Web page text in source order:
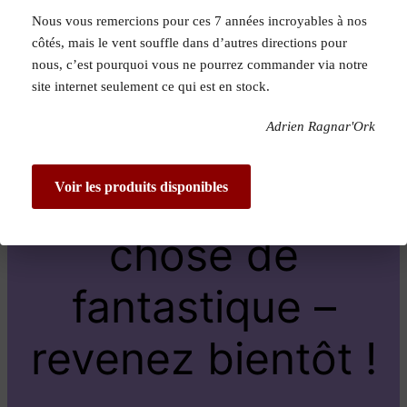
Pardon pour le
dérangement !
Nous travaillons
sur quelque
chose de
fantastique –
revenez bientôt !
Nous vous remercions pour ces 7 années incroyables à nos
côtés, mais le vent souffle dans d’autres directions pour
nous, c’est pourquoi vous ne pourrez commander via notre
site internet seulement ce qui est en stock.
Adrien Ragnar'Ork
Voir les produits disponibles